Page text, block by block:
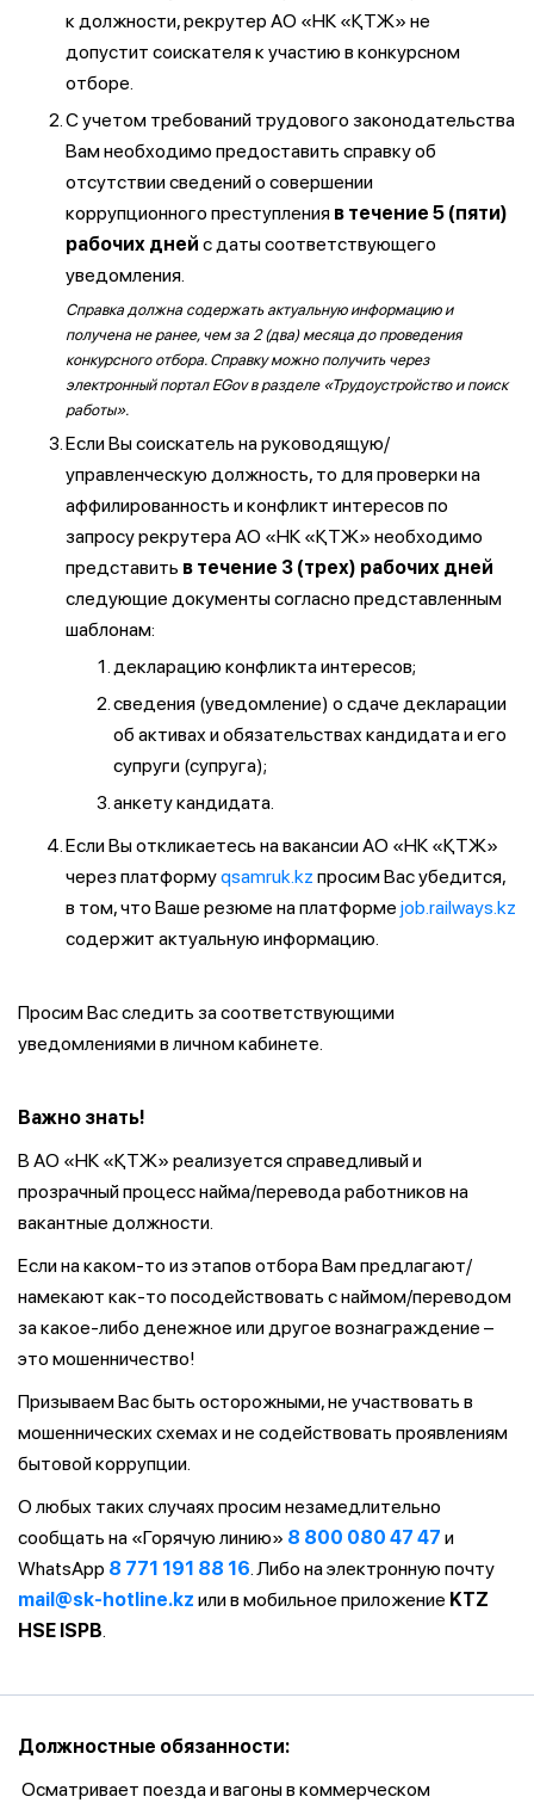
к должности, рекрутер АО «НК «ҚТЖ» не
допустит соискателя к участию в конкурсном
отборе.
С учетом требований трудового законодательства
Вам необходимо предоставить справку об
отсутствии сведений о совершении
коррупционного преступления в течение 5 (пяти)
рабочих дней с даты соответствующего
уведомления.
Справка должна содержать актуальную информацию и
получена не ранее, чем за 2 (два) месяца до проведения
конкурсного отбора. Справку можно получить через
электронный портал EGov в разделе «Трудоустройство и поиск
работы».
Если Вы соискатель на руководящую/
управленческую должность, то для проверки на
аффилированность и конфликт интересов по
запросу рекрутера АО «НК «ҚТЖ» необходимо
представить в течение 3 (трех) рабочих дней
следующие документы согласно представленным
шаблонам:
декларацию конфликта интересов;
сведения (уведомление) о сдаче декларации
об активах и обязательствах кандидата и его
супруги (супруга);
анкету кандидата.
Если Вы откликаетесь на вакансии АО «НК «ҚТЖ»
через платформуqsamruk.kz просим Вас убедится,
в том, что Ваше резюме на платформе job.railways.kz
содержит актуальную информацию.
Просим Вас следить за соответствующими
уведомлениями в личном кабинете.
Важно знать!
В АО «НК «ҚТЖ» реализуется справедливый и
прозрачный процесс найма/перевода работников на
вакантные должности.
Если на каком-то из этапов отбора Вам предлагают/
намекают как-то посодействовать с наймом/переводом
за какое-либо денежное или другое вознаграждение –
это мошенничество!
Призываем Вас быть осторожными, не участвовать в
мошеннических схемах и не содействовать проявлениям
бытовой коррупции.
О любых таких случаях просим незамедлительно
сообщать на «Горячую линию» 8 800 080 47 47 и
WhatsApp 8 771 191 88 16. Либо на электронную почту
mail@sk-hotline.kz или в мобильное приложение KTZ
HSE ISPB.
Должностные обязанности:
Осматривает поезда и вагоны в коммерческом